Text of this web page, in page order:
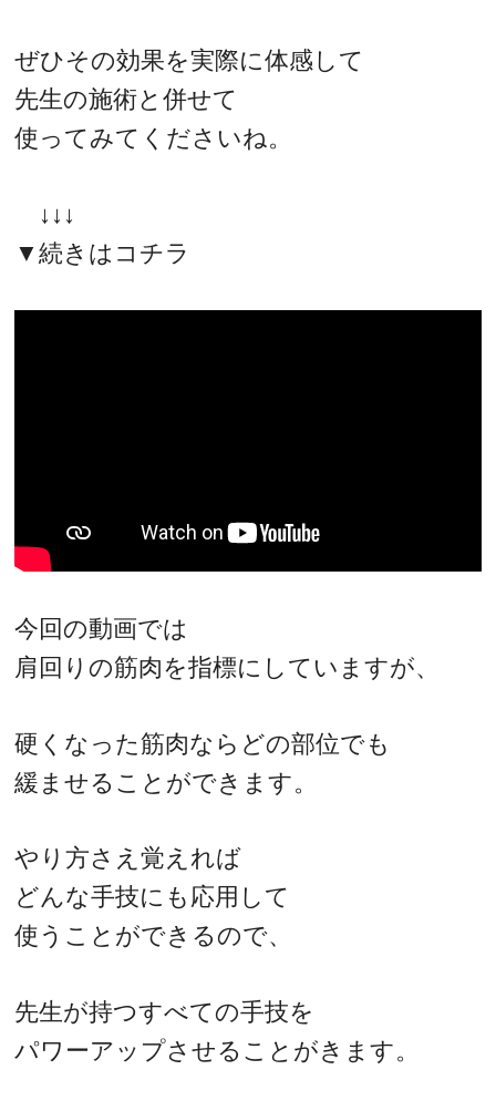
ぜひその効果を実際に体感して
先生の施術と併せて
使ってみてくださいね。
↓↓↓
▼続きはコチラ
今回の動画では
肩回りの筋肉を指標にしていますが、
硬くなった筋肉ならどの部位でも
緩ませることができます。
やり方さえ覚えれば
どんな手技にも応用して
使うことができるので、
先生が持つすべての手技を
パワーアップさせることがきます。